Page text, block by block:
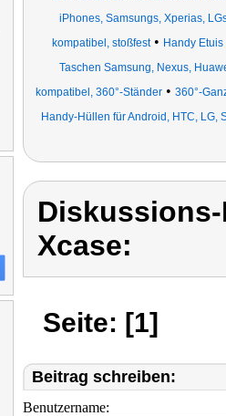
iPhones, Samsungs, Xperias,
kompatibel, stoßfest• Handy Etuis
Taschen Samsung, Nexus,
kompatibel, 360°-Ständer • 360°-
Handy-Hüllen für Android, HTC, LG,
Xcase:
Seite: [1]
Beitrag schreiben:
Benutzername: